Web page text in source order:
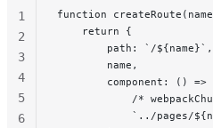
function
    return {
        path: `/${name}`,
        name,
component: () =>
/*
`../pages/
1
2
3
4
5
6